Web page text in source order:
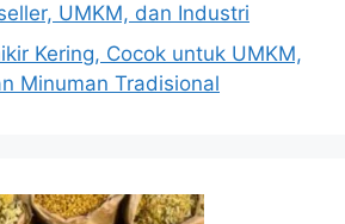
UMKM, dan Industri
Kering, Cocok untuk UMKM,
Minuman Tradisional